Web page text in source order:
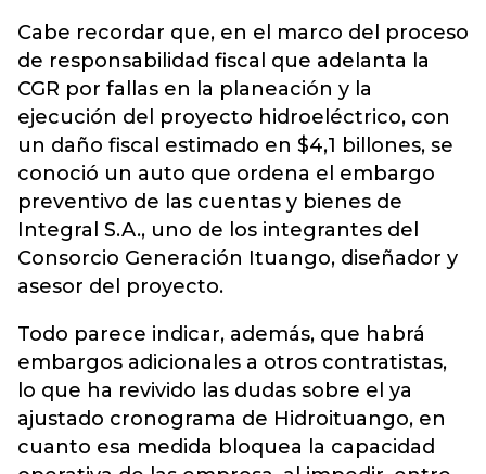
Cabe recordar que, en el marco del proceso
de responsabilidad fiscal que adelanta la
CGR por fallas en la planeación y la
ejecución del proyecto hidroeléctrico, con
un daño fiscal estimado en $4,1 billones, se
conoció un auto que ordena el embargo
preventivo de las cuentas y bienes de
Integral S.A., uno de los integrantes del
Consorcio Generación Ituango, diseñador y
asesor del proyecto.
Todo parece indicar, además, que habrá
embargos adicionales a otros contratistas,
lo que ha revivido las dudas sobre el ya
ajustado cronograma de Hidroituango, en
cuanto esa medida bloquea la capacidad